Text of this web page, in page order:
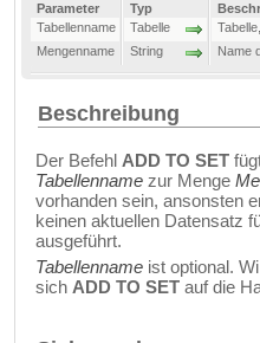
Parameter Typ
Tabellenname
Tabelle
Mengenname
String Name
Beschreibung
Der Befehl ADD TO SET
Tabellenname zur Menge
vorhanden sein, ansonsten
keinen aktuellen Datensatz
ausgeführt.
Tabellenname ist optional.
sich ADD TO SET auf die